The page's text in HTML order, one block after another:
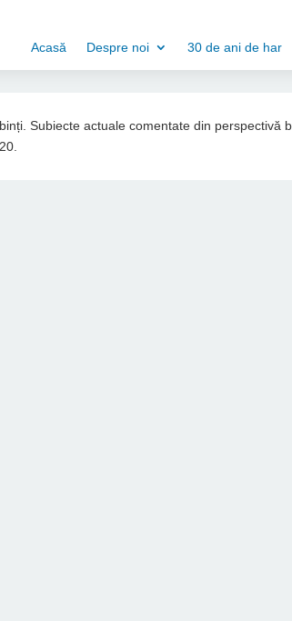
Acasă Despre noi 30 de ani de har
Subiecte actuale comentate din perspectivă